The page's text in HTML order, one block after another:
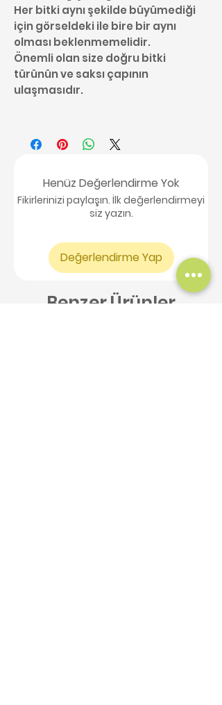
Her bitki aynı şekilde büyümediği
için görseldeki ile bire bir aynı
olması beklenmemelidir.
Önemli olan size doğru bitki
türünün ve saksı çapının
ulaşmasıdır.
Henüz Değerlendirme Yok
Fikirlerinizi paylaşın. İlk değerlendirmeyi
siz yazın.
Değerlendirme Yap
Benzer Ürünler